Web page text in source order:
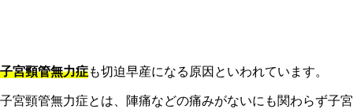
子宮頸管無力症も切迫早産になる原因といわれています。
子宮頸管無力症とは、陣痛などの痛みがないにも関わらず子宮